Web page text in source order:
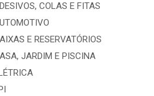
COLAS E FITAS
E RESERVATÓRIOS
JARDIM E PISCINA